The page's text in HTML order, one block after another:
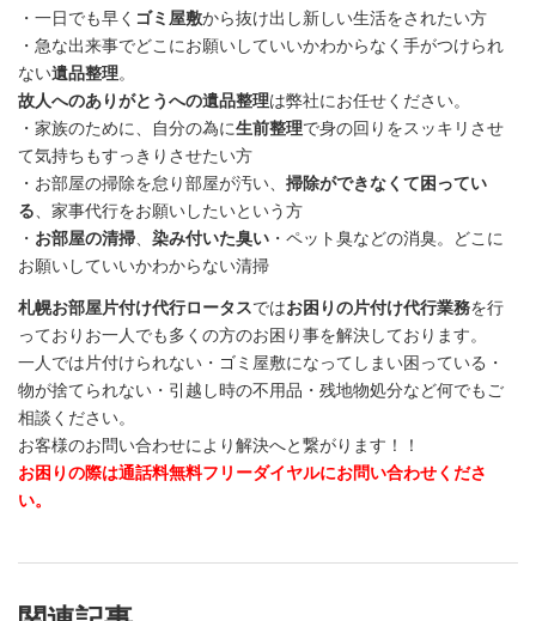
・一日でも早く ゴミ屋敷から抜け出し新しい生活をされたい方
・急な出来事でどこにお願いしていいかわからなく手がつけられ
ない遺品整理。
故人へのありがとうへの遺品整理は弊社にお任せください。
・家族のために、自分の為に生前整理で身の回りをスッキリさせ
て気持ちもすっきりさせたい方
・お部屋の掃除を怠り部屋が汚い、 掃除ができなくて困ってい
る、家事代行をお願いしたいという方
・ お部屋の清掃、 染み付いた臭い ・ペット臭などの消臭。どこに
お願いしていいかわからない清掃
札幌お部屋片付け代行ロータスではお困りの片付け代行業務を行
っておりお一人でも多くの方のお困り事を解決しております。
一人では片付けられない・ゴミ屋敷になってしまい困っている・
物が捨てられない・引越し時の不用品・残地物処分など何でもご
相談ください。
お客様のお問い合わせにより解決へと繋がります！！
お困りの際は通話料無料フリーダイヤルにお問い合わせくださ
い。